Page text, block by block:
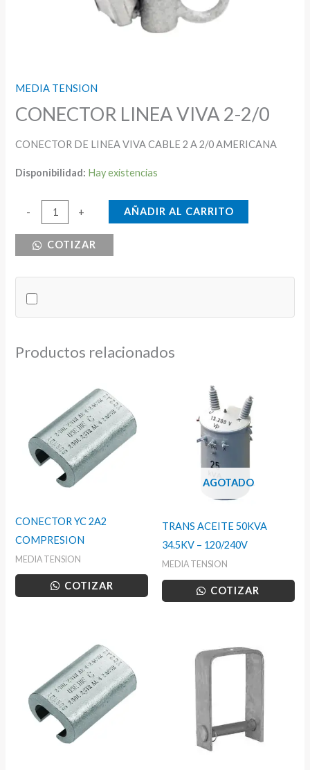
MEDIA TENSION
CONECTOR LINEA VIVA 2-2/0
CONECTOR DE LINEA VIVA CABLE 2 A 2/0 AMERICANA
Disponibilidad: Hay existencias
-
CONECTOR
LINEA
VIVA
cantidad
+ AÑADIR AL CARRITO
COTIZAR
Productos relacionados
CONECTOR YC 2A2
COMPRESION
MEDIA TENSION
COTIZAR
AGOTADO
TRANS ACEITE 50KVA
34.5KV – 120/240V
MEDIA TENSION
COTIZAR